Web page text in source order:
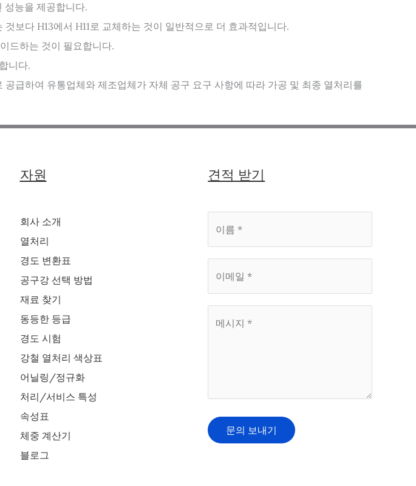
성능을 제공합니다.
보다 H13에서 H11로 교체하는 것이 일반적으로 더 효과적입니다.
드하는 것이 필요합니다.
니다.
급하여 유통업체와 제조업체가 자체 공구 요구 사항에 따라 가공 및 최종 열처리를
자원
회사 소개
열처리
경도 변환표
공구강 선택 방법
재료 찾기
동등한 등급
경도 시험
강철 열처리 색상표
어닐링/정규화
처리/서비스 특성
속성표
체중 계산기
블로그
견적 받기